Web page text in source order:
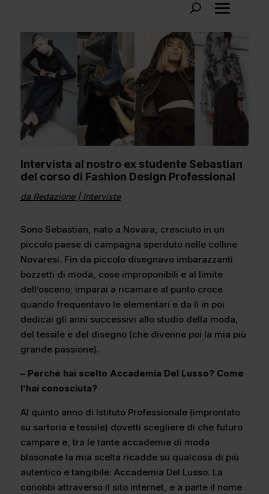
Intervista al nostro ex studente Sebastian
del corso di Fashion Design Professional
da Redazione| Interviste
Sono Sebastian, nato a Novara, cresciuto in un
piccolo paese di campagna sperduto nelle colline
Novaresi. Fin da piccolo disegnavo imbarazzanti
bozzetti di moda, cose improponibili e al limite
dell’osceno; imparai a ricamare al punto croce
quando frequentavo le elementari e da lì in poi
dedicai gli anni successivi allo studio della moda,
del tessile e del disegno (che divenne poi la mia più
grande passione).
– Perché hai scelto Accademia Del Lusso? Come
l’hai conosciuta?
Al quinto anno di Istituto Professionale (improntato
su sartoria e tessile) dovetti scegliere di che futuro
campare e, tra le tante accademie di moda
blasonate la mia scelta ricadde su qualcosa di più
autentico e tangibile: Accademia Del Lusso. La
conobbi attraverso il sito internet, e a parte il nome